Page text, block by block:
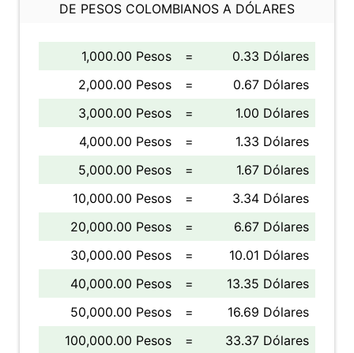
DE PESOS COLOMBIANOS A DÓLARES
1,000.00 Pesos =
0.33 Dólares
2,000.00 Pesos
=
0.67 Dólares
3,000.00 Pesos
=
1.00 Dólares
4,000.00 Pesos
=
1.33 Dólares
5,000.00 Pesos
=
1.67 Dólares
10,000.00 Pesos
=
3.34 Dólares
20,000.00 Pesos
=
6.67 Dólares
30,000.00 Pesos
=
10.01 Dólares
40,000.00 Pesos
=
13.35 Dólares
50,000.00 Pesos
=
16.69 Dólares
100,000.00 Pesos
= 33.37 Dólares